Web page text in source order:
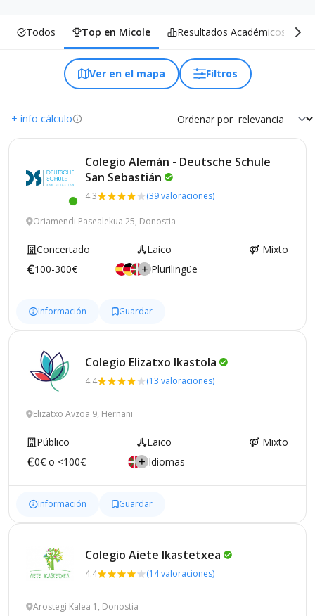
Todos Top en Micole Resultados Académicos
Ver en el mapa Filtros
+ info cálculo Ordenar por
Colegio Alemán - Deutsche Schule
San Sebastián
4.3 (39 valoraciones)
Oriamendi Pasealekua 25, Donostia
Concertado Laico
Mixto
100-300€
Plurilingüe
Información Guardar
Colegio Elizatxo Ikastola
4.4 (13 valoraciones)
Elizatxo Avzoa 9, Hernani
Público Laico
Mixto
0€ o <100€
Idiomas
Información Guardar
Colegio Aiete Ikastetxea
4.4 (14 valoraciones)
Arostegi Kalea 1, Donostia